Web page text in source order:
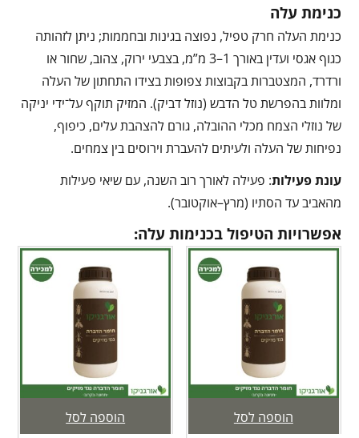
כנימת עלה
כנימת העלה חרק טפיל, נפוצה בגינות ובחממות; ניתן לזהותה
כגוף אגסי ועדין באורך 1–3 מ”מ, בצבעי ירוק, צהוב, שחור או
ורדרד, המצטברות בקבוצות צפופות בצידו התחתון של העלה
ומלוות בהפרשת טל הדבש (נוזל דביק). המזיק תוקף על־ידי יניקה
של נוזלי הצמח מכלי ההובלה, גורם להצהבת עלים, כיפוף,
נפיחות של העלה ולעיתים להעברת וירוסים בין צמחים.
עונת פעילות: פעילה לאורך רוב השנה, עם שיאי פעילות
מהאביב עד הסתיו (מרץ–אוקטובר).
אפשרויות הטיפול בכנימות עלה:
הוספה לסל
הוספה לסל